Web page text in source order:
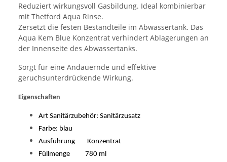
Reduziert wirkungsvoll Gasbildung. Ideal kombinierbar
mit Thetford Aqua Rinse.
Zersetzt die festen Bestandteile im Abwassertank. Das
Aqua Kem Blue Konzentrat verhindert Ablagerungen an
der Innenseite des Abwassertanks.
Sorgt für eine Andauernde und effektive
geruchsunterdrückende Wirkung.
Eigenschaften
Art Sanitärzubehör: Sanitärzusatz
Farbe: blau
Ausführung Konzentrat
Füllmenge 780 ml